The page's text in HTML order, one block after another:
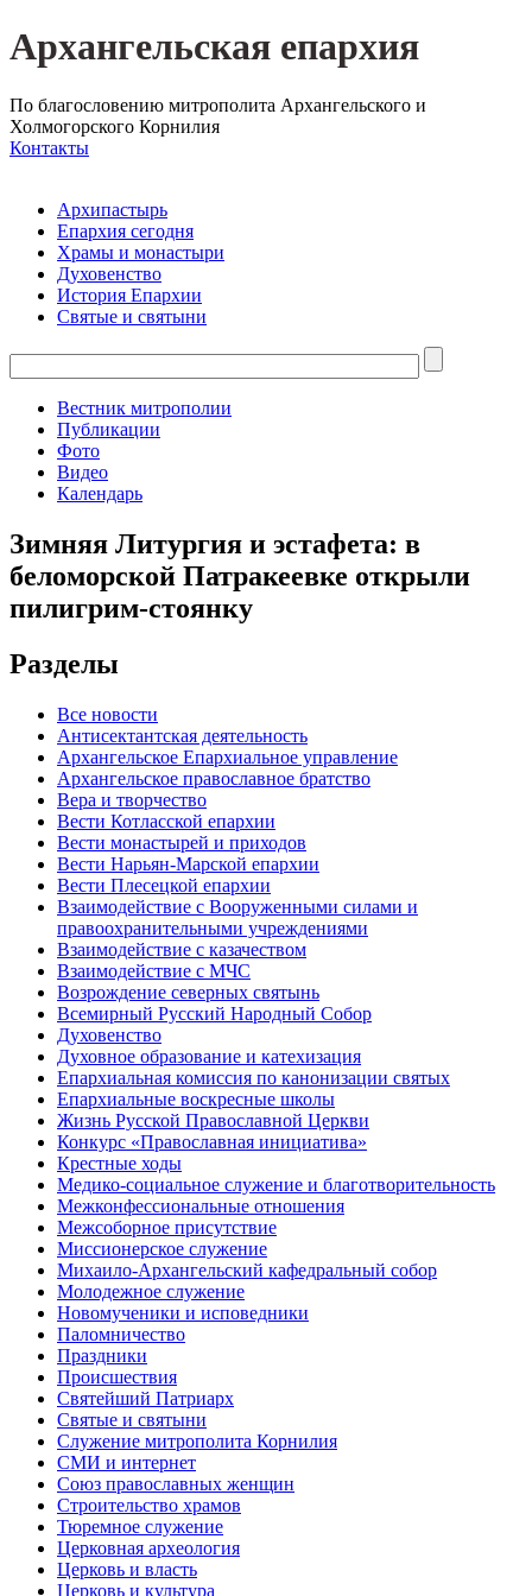
Архангельская епархия
По благословению митрополита Архангельского и
Холмогорского Корнилия
Контакты
Архипастырь
Епархия сегодня
Храмы и монастыри
Духовенство
История Епархии
Святые и святыни
Вестник митрополии
Публикации
Фото
Видео
Календарь
Зимняя Литургия и эстафета: в
беломорской Патракеевке открыли
пилигрим-стоянку
Разделы
Все новости
Антисектантская деятельность
Архангельское Епархиальное управление
Архангельское православное братство
Вера и творчество
Вести Котласской епархии
Вести монастырей и приходов
Вести Нарьян-Марской епархии
Вести Плесецкой епархии
Взаимодействие с Вооруженными силами и
правоохранительными учреждениями
Взаимодействие с казачеством
Взаимодействие с МЧС
Возрождение северных святынь
Всемирный Русский Народный Собор
Духовенство
Духовное образование и катехизация
Епархиальная комиссия по канонизации святых
Епархиальные воскресные школы
Жизнь Русской Православной Церкви
Конкурс «Православная инициатива»
Крестные ходы
Медико-социальное служение и благотворительность
Межконфессиональные отношения
Межсоборное присутствие
Миссионерское служение
Михаило-Архангельский кафедральный собор
Молодежное служение
Новомученики и исповедники
Паломничество
Праздники
Происшествия
Святейший Патриарх
Святые и святыни
Служение митрополита Корнилия
СМИ и интернет
Союз православных женщин
Строительство храмов
Тюремное служение
Церковная археология
Церковь и власть
Церковь и культура